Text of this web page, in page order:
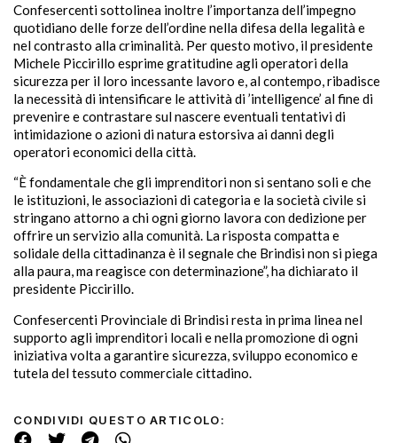
Confesercenti sottolinea inoltre l’importanza dell’impegno
quotidiano delle forze dell’ordine nella difesa della legalità e
nel contrasto alla criminalità. Per questo motivo, il presidente
Michele Piccirillo esprime gratitudine agli operatori della
sicurezza per il loro incessante lavoro e, al contempo, ribadisce
la necessità di intensificare le attività di ’intelligence’ al fine di
prevenire e contrastare sul nascere eventuali tentativi di
intimidazione o azioni di natura estorsiva ai danni degli
operatori economici della città.
“È fondamentale che gli imprenditori non si sentano soli e che
le istituzioni, le associazioni di categoria e la società civile si
stringano attorno a chi ogni giorno lavora con dedizione per
offrire un servizio alla comunità. La risposta compatta e
solidale della cittadinanza è il segnale che Brindisi non si piega
alla paura, ma reagisce con determinazione”, ha dichiarato il
presidente Piccirillo.
Confesercenti Provinciale di Brindisi resta in prima linea nel
supporto agli imprenditori locali e nella promozione di ogni
iniziativa volta a garantire sicurezza, sviluppo economico e
tutela del tessuto commerciale cittadino.
CONDIVIDI QUESTO ARTICOLO: